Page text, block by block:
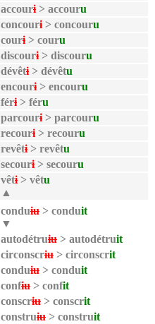
accouri > accouru
concouri > concouru
couri > couru
discouri > discouru
dévêti > dévêtu
encouri > encouru
féri > féru
parcouri > parcouru
recouri > recouru
revêti > revêtu
secouri > secouru
vêti > vêtu
▲
conduiu > conduit
▼
autodétruiu > autodétruit
circonscriu > circonscrit
conduiu > conduit
confiu > confit
conscriu > conscrit
construiu > construit